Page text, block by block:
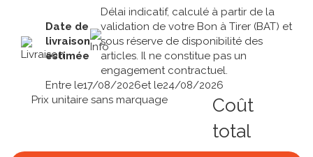
Date de
livraison
estimée
Délai indicatif, calculé à partir de la
validation de votre Bon à Tirer (BAT) et
sous réserve de disponibilité des
articles. Il ne constitue pas un
engagement contractuel.
Entre le17/08/2026et le24/08/2026
Prix unitaire sans marquage
Coût
total